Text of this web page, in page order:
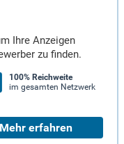
Ihre Anzeigen
zu finden.
100% Reichweite
im gesamten Netzwerk
Mehr erfahren